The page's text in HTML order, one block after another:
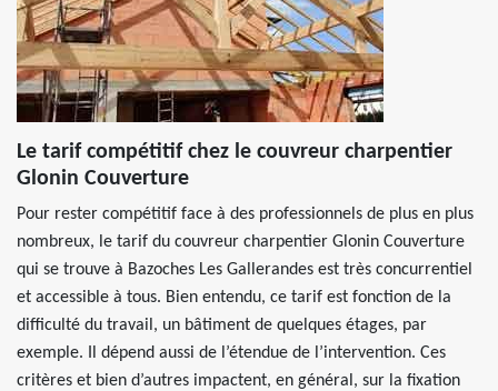
Le tarif compétitif chez le couvreur charpentier
Glonin Couverture
Pour rester compétitif face à des professionnels de plus en plus
nombreux, le tarif du couvreur charpentier Glonin Couverture
qui se trouve à Bazoches Les Gallerandes est très concurrentiel
et accessible à tous. Bien entendu, ce tarif est fonction de la
difficulté du travail, un bâtiment de quelques étages, par
exemple. Il dépend aussi de l’étendue de l’intervention. Ces
critères et bien d’autres impactent, en général, sur la fixation